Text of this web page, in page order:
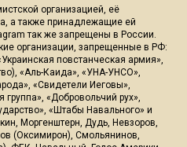
организацией, её
а также принадлежащие ей
так же запрещены в России.
организации, запрещенные в РФ:
повстанческая армия»,
«Аль-Каида», «УНА-УНСО»,
«Свидетели Иеговы»,
«Добровольчий рух»,
«Штабы Навального» и
Моргенштерн, Дудь, Невзоров,
(Оксимирон), Смольянинов,